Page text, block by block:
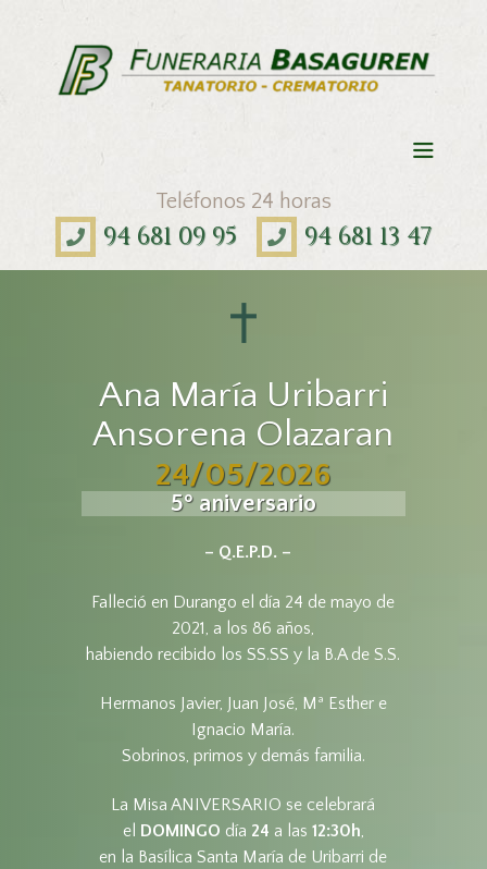
Teléfonos 24 horas
94 681 09 95 94 681 13 47
Ana María Uribarri
Ansorena Olazaran
24/05/2026
5º aniversario
– Q.E.P.D. –
Falleció en Durango el día 24 de mayo de
2021, a los 86 años,
habiendo recibido los SS.SS y la B.A de S.S.
Hermanos Javier, Juan José, Mª Esther e
Ignacio María.
Sobrinos, primos y demás familia.
La Misa ANIVERSARIO se celebrará
el DOMINGO día 24 a las 12:30h,
en la Basílica Santa María de Uribarri de